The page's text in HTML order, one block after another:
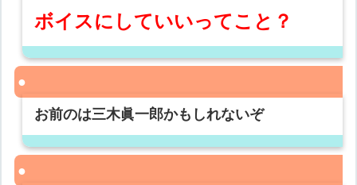
ボイスにしていいってこと？
お前のは三木眞一郎かもしれないぞ